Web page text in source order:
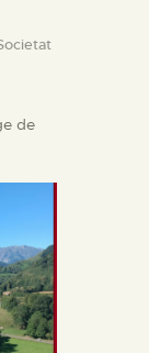
de